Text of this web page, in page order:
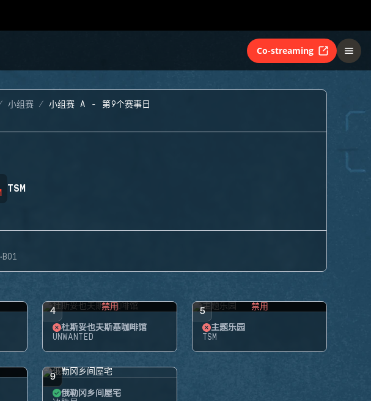
Co-streaming
小组赛 小组赛 A - 第9个赛事日
TSM
·BO1
4 禁用
杜斯妥也夫斯基咖啡馆
UNWANTED
5 禁用
主题乐园
TSM
9
俄勒冈乡间屋宅